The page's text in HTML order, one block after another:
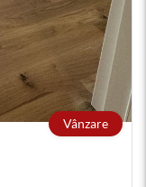
Vânzare